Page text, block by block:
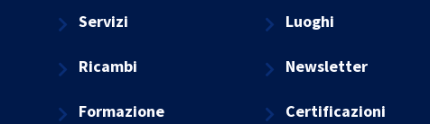
Servizi
Ricambi
Formazione
Luoghi
Newsletter
Certificazioni